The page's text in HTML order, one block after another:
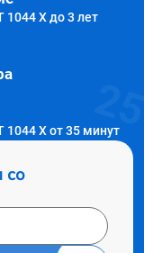
X до 3 лет
X от 35 минут
со